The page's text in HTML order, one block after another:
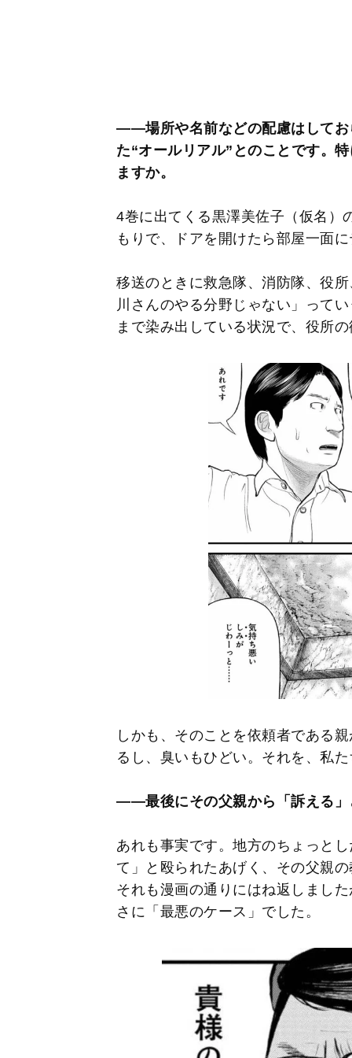
――場所や名前などの配慮はしてお
た“オールリアル”とのことです。
ますか。
4巻に出てくる黒澤美佐子（仮名）
もりで、ドアを開けたら部屋一面
移送のときに救急隊、消防隊、役
川さんのやる分野じゃない」って
まで染み出している状況で、役所
しかも、そのことを依頼者である
るし、臭いもひどい。それを、私
――最後にその父親から「訴える」
あれも事実です。地方のちょっと
て」と殴られたあげく、その父親
それも漫画の通りにはね返しまし
さに「最悪のケース」でした。